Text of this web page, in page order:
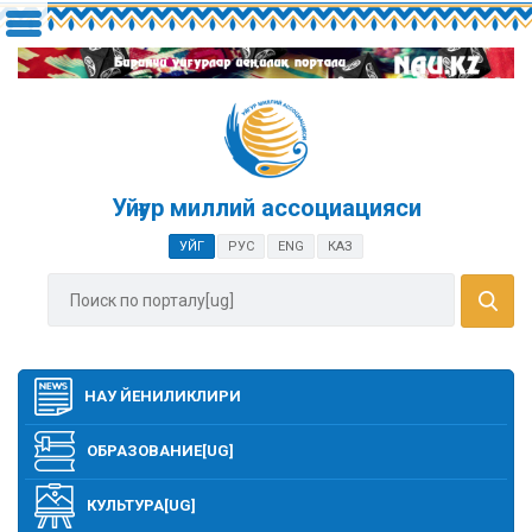
Уйғур миллий ассоциацияси
УЙГ РУС ENG КАЗ
НАУ ЙЕНИЛИКЛИРИ
ОБРАЗОВАНИЕ[UG]
КУЛЬТУРА[UG]